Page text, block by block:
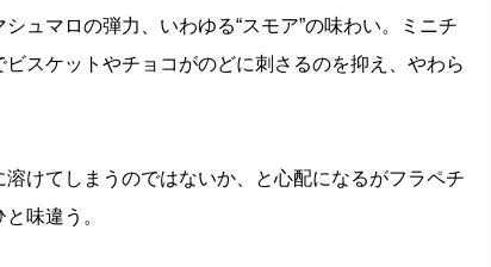
ュマロの弾力、いわゆる“スモア”の味わい。ミニチ
スケットやチョコがのどに刺さるのを抑え、やわら
けてしまうのではないか、と心配になるがフラペチ
味違う。